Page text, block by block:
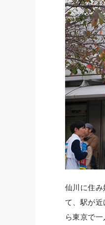
仙川に住
て、駅が
ら東京で